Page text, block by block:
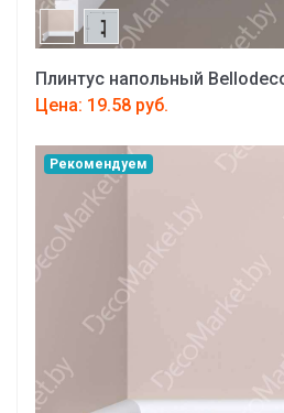
Плинтус напольный
Цена: 19.58 руб.
Рекомендуем